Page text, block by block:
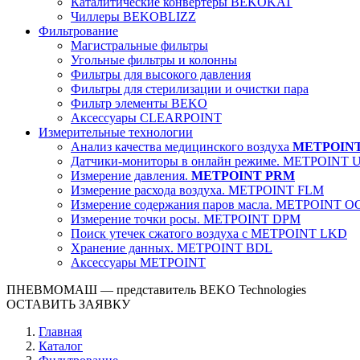
Чиллеры BEKOBLIZZ
Фильтрование
Магистральные фильтры
Угольные фильтры и колонны
Фильтры для высокого давления
Фильтры для стерилизации и очистки пара
Фильтр элементы BEKO
Аксессуары CLEARPOINT
Измерительные технологии
Анализ качества медицинского воздуха
Датчики-мониторы в онлайн режиме. METPOINT
Измерение давления. METPOINT PRM
Измерение расхода воздуха. METPOINT FLM
Измерение содержания паров масла. METPOINT
Измерение точки росы. METPOINT DPM
Поиск утечек сжатого воздуха с METPOINT LKD
Хранение данных. METPOINT BDL
Аксессуары METPOINT
ПНЕВМОМАШ — представитель BEKO Technologies
ОСТАВИТЬ ЗАЯВКУ
Главная
Каталог